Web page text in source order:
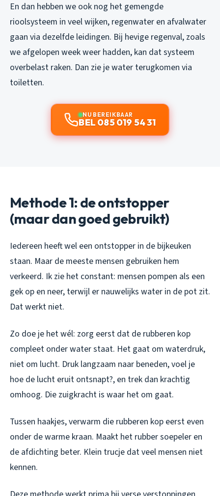
En dan hebben we ook nog het gemengde
rioolsysteem in veel wijken, regenwater en afvalwater
gaan via dezelfde leidingen. Bij hevige regenval, zoals
we afgelopen week weer hadden, kan dat systeem
overbelast raken. Dan zie je water terugkomen via
toiletten.
NU BEREIKBAAR
BEL 085 019 54 31
Methode 1: de ontstopper
(maar dan goed gebruikt)
Iedereen heeft wel een ontstopper in de bijkeuken
staan. Maar de meeste mensen gebruiken hem
verkeerd. Ik zie het constant: mensen pompen als een
gek op en neer, terwijl er nauwelijks water in de pot zit.
Dat werkt niet.
Zo doe je het wél: zorg eerst dat de rubberen kop
compleet onder water staat. Het gaat om waterdruk,
niet om lucht. Druk langzaam naar beneden, voel je
hoe de lucht eruit ontsnapt?, en trek dan krachtig
omhoog. Die zuigkracht is waar het om gaat.
Tussen haakjes, verwarm die rubberen kop eerst even
onder de warme kraan. Maakt het rubber soepeler en
de afdichting beter. Klein trucje dat veel mensen niet
kennen.